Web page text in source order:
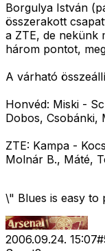
Borgulya István
összerakott
a ZTE, de nekünk
három pontot,
A várható
Honvéd: Miski -
Dobos, Csobánki,
ZTE: Kampa -
Molnár B., Máté,
\" Blues is easy to
2006.09.24. 15:07#